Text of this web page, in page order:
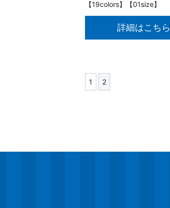
【19colors】【01size】
詳細はこちら
1 2